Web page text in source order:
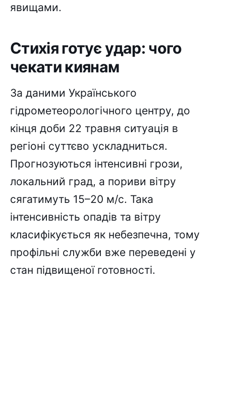
явищами.
Стихія готує удар: чого
чекати киянам
За даними Українського
гідрометеорологічного центру, до
кінця доби 22 травня ситуація в
регіоні суттєво ускладниться.
Прогнозуються інтенсивні грози,
локальний град, а пориви вітру
сягатимуть 15–20 м/с. Така
інтенсивність опадів та вітру
класифікується як небезпечна, тому
профільні служби вже переведені у
стан підвищеної готовності.